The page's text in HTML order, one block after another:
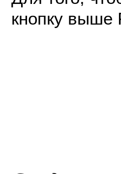
кнопку выше